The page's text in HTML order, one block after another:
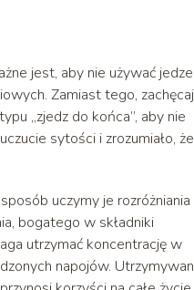
jest, aby nie używać
Zamiast tego,
„zjedz do końca”, aby nie
sytości i zrozumiało, że
uczymy je rozróżniania
bogatego w składniki
utrzymać koncentrację w
napojów.